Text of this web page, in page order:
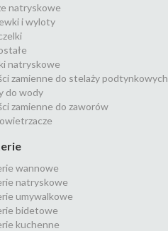
natryskowe
i wyloty
natryskowe
zamienne do stelaży podtynkowych
do wody
zamienne do zaworów
wannowe
natryskowe
umywalkowe
bidetowe
kuchenne